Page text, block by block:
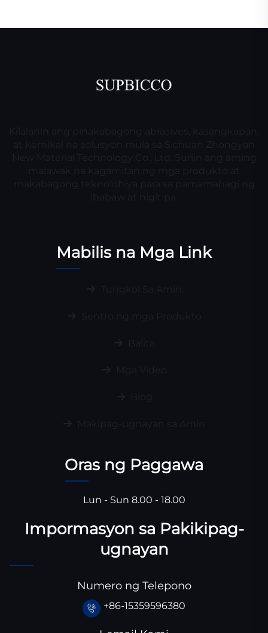
Mabilis na Mga Link
Oras ng Paggawa
Lun - Sun 8.00 - 18.00
Impormasyon sa Pakikipag-
ugnayan
Numero ng Telepono
+86-15359596380